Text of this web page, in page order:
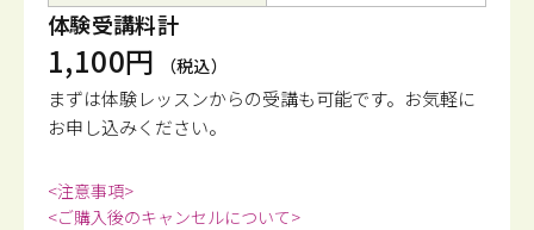
体験受講料計
1,100円 （税込）
まずは体験レッスンからの受講も可能です。 お気軽に
お申し込みください。
<注意事項>
<ご購入後のキャンセルについて>